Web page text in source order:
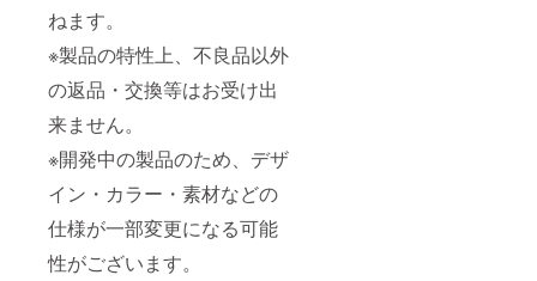
ねます。
※製品の特性上、不良品以外
の返品・交換等はお受け出
来ません。
※開発中の製品のため、デザ
イン・カラー・素材などの
仕様が一部変更になる可能
性がございます。